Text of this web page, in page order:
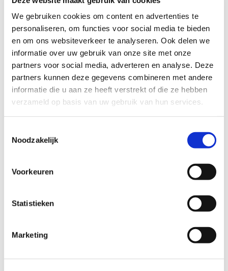
We gebruiken cookies om content en advertenties te
personaliseren, om functies voor social media te bieden
en om ons websiteverkeer te analyseren. Ook delen we
informatie over uw gebruik van onze site met onze
partners voor social media, adverteren en analyse. Deze
partners kunnen deze gegevens combineren met andere
informatie die u aan ze heeft verstrekt of die ze hebben
verzameld op basis van uw gebruik van hun services.
Noodzakelijk
Voorkeuren
Statistieken
Marketing
Opties
Cilinder 6
binnenzijde/buitenzijde
Cilinder 7